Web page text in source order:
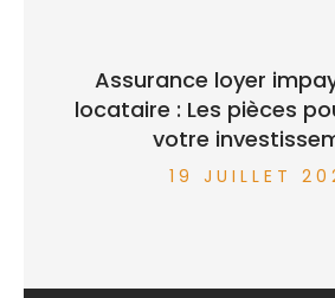
Assurance loyer
locataire : Les pièces
votre
19 JUILLET